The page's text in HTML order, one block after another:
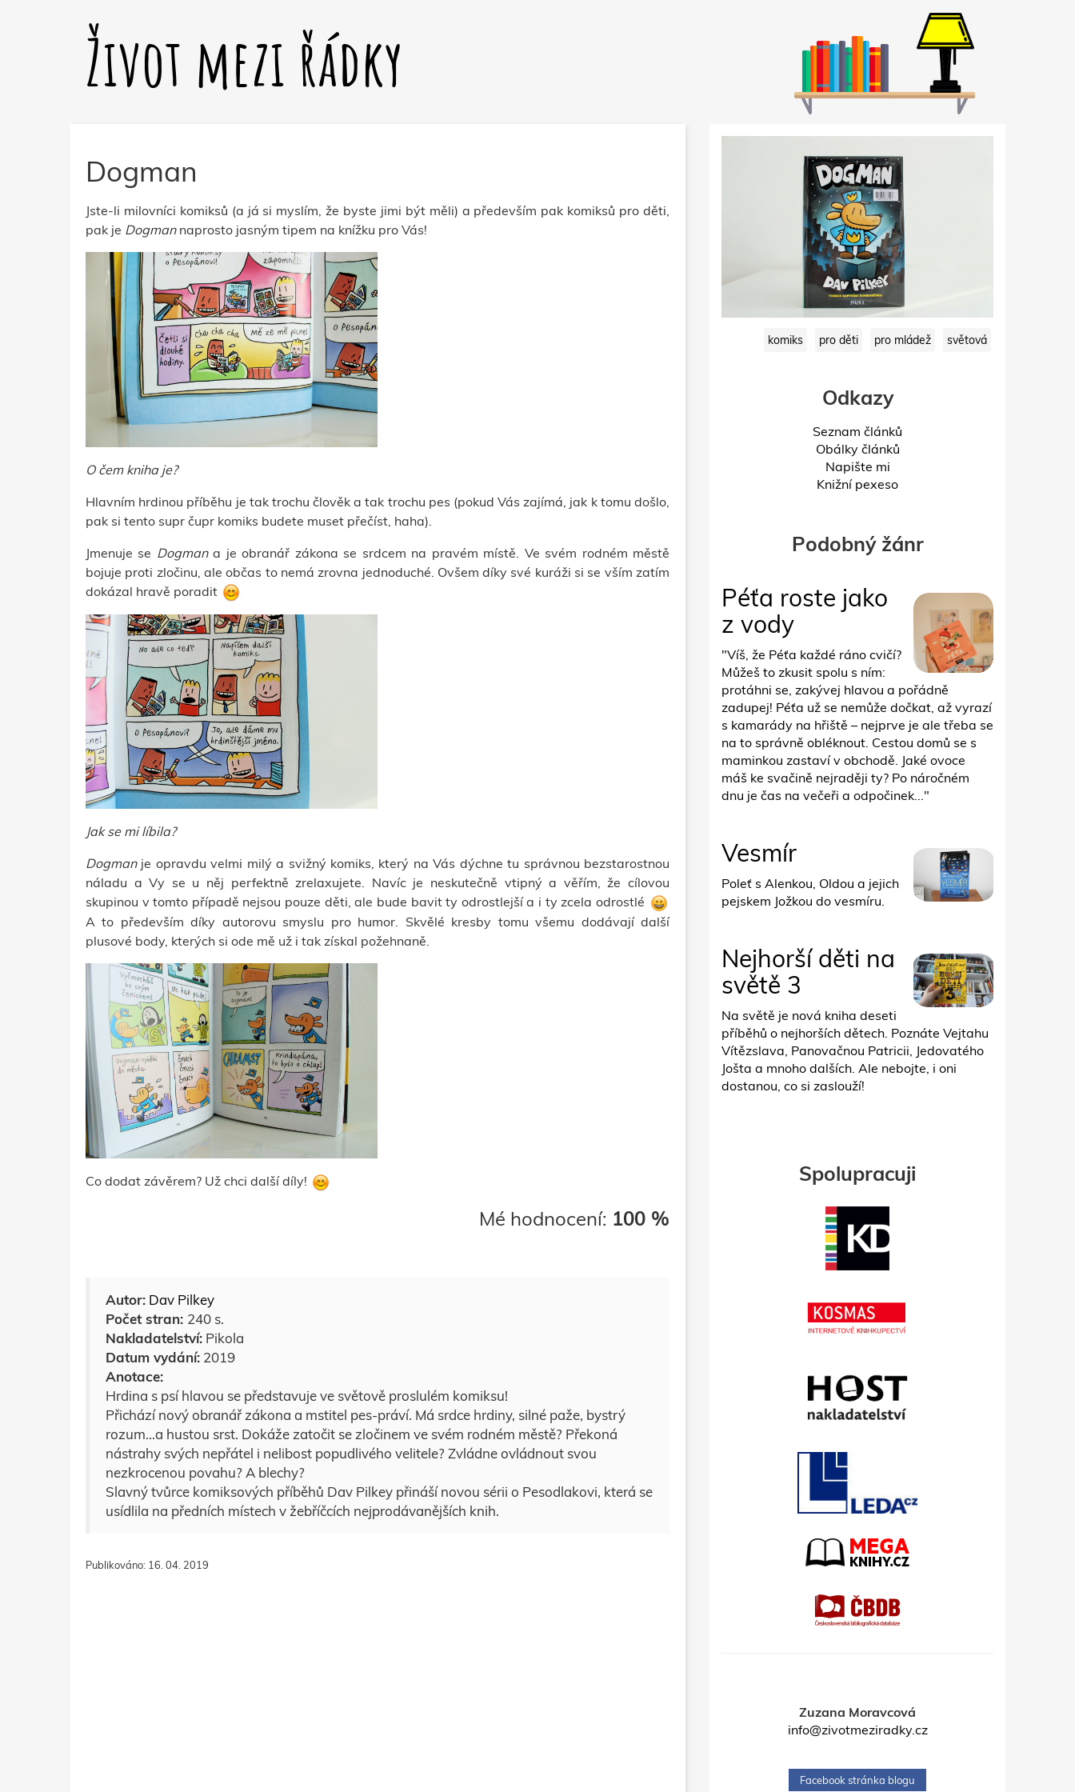
Život mezi řádky
Dogman
Jste-li milovníci komiksů (a já si myslím, že byste jimi být měli) a především pak komiksů pro děti,
pak je Dogman naprosto jasným tipem na knížku pro Vás!
O čem kniha je?
Hlavním hrdinou příběhu je tak trochu člověk a tak trochu pes (pokud Vás zajímá, jak k tomu došlo,
pak si tento supr čupr komiks budete muset přečíst, haha).
Jmenuje se Dogmana je obranář zákona se srdcem na pravém místě. Ve svém rodném městě
bojuje proti zločinu, ale občas to nemá zrovna jednoduché. Ovšem díky své kuráži si se vším zatím
dokázal hravě poradit
Jak se mi líbila?
Dogman je opravdu velmi milý a svižný komiks, který na Vás dýchne tu správnou bezstarostnou
náladu a Vy se u něj perfektně zrelaxujete. Navíc je neskutečně vtipný a věřím, že cílovou
skupinou v tomto případě nejsou pouze děti, ale bude bavit ty odrostlejší a i ty zcela odrostlé
A to předevšímdíky autorovu smyslu pro humor. Skvělé kresby tomu všemu dodávají další
plusové body, kterých si ode mě už i tak získal požehnaně.
Co dodat závěrem? Už chci další díly!
Mé hodnocení: 100 %
Autor: Dav Pilkey
Počet stran: 240 s.
Nakladatelství: Pikola
Datum vydání: 2019
Anotace:
Hrdina s psí hlavou se představuje ve světově proslulém komiksu!
Přichází nový obranář zákona a mstitel pes-práví. Má srdce hrdiny, silné paže, bystrý
rozum...a hustou srst. Dokáže zatočit se zločinem ve svém rodném městě? Překoná
nástrahy svých nepřátel i nelibost popudlivého velitele? Zvládne ovládnout svou
nezkrocenou povahu? A blechy?
Slavný tvůrce komiksových příběhů Dav Pilkey přináší novou sérii o Pesodlakovi, která se
usídlila na předních místech v žebříčcích nejprodávanějších knih.
Publikováno: 16. 04. 2019
komiks pro děti pro mládež světová
Odkazy
Seznam článků
Obálky článků
Napište mi
Knižní pexeso
Podobný žánr
Péťa roste jako
z vody
"Víš, že Péťa každé ráno cvičí?
Můžeš to zkusit spolu s ním:
protáhni se, zakývej hlavou a pořádně
zadupej! Péťa už se nemůže dočkat, až vyrazí
s kamarády na hřiště – nejprve je ale třeba se
na to správně obléknout. Cestou domů se s
maminkou zastaví v obchodě. Jaké ovoce
máš ke svačině nejraději ty? Po náročném
dnu je čas na večeři a odpočinek..."
Vesmír
Poleť s Alenkou, Oldou a jejich
pejskem Jožkou do vesmíru.
Nejhorší děti na
světě 3
Na světě je nová kniha deseti
příběhů o nejhorších dětech. Poznáte Vejtahu
Vítězslava, Panovačnou Patricii, Jedovatého
Jošta a mnoho dalších. Ale nebojte, i oni
dostanou, co si zaslouží!
Spolupracuji
Zuzana Moravcová
info@zivotmeziradky.cz
Facebook stránka blogu